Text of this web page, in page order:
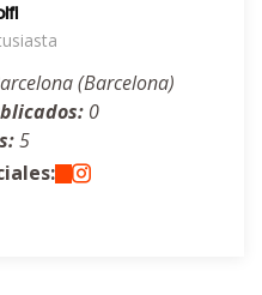
(Barcelona)
0
5